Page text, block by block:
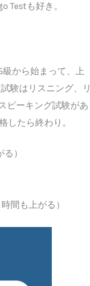
Testも好き。
から始まって、上
験はリスニング、リ
ピーキング試験があ
したら終わり。
）
間も上がる）